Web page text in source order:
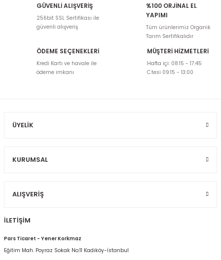
Bu ürünün fiyat bilgisi, resim, ürün açıklamalarında ve diğer
konularda yetersiz gördüğünüz noktaları öneri formunu kullanarak
tarafımıza iletebilirsiniz.
Görüş ve önerileriniz için teşekkür ederiz.
Ürün resmi kalitesiz, bozuk veya görüntülenemiyor.
Ürün açıklamasında eksik bilgiler bulunuyor.
GÜVENLİ ALIŞVERİŞ
256bit SSL Sertifikası ile
güvenli alışveriş
%100 ORJİNAL EL
YAPIMI
Tüm ürünlerimiz Organik
Tarım Sertifikalıdır
ÖDEME SEÇENEKLERİ
Kredi Kartı ve havale ile
ödeme imkanı
MÜŞTERİ HİZMETLERİ
Hafta içi: 08:15 - 17:45
C.tesi 09:15 - 13:00
ÜYELIK
KURUMSAL
ALIŞVERIŞ
İLETİŞİM
Pars Ticaret - Yener Korkmaz
Eğitim Mah. Poyraz Sokak No:11 Kadıköy-İstanbul